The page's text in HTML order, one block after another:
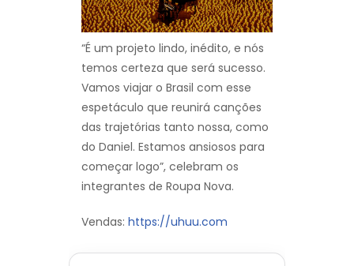
“É um projeto lindo, inédito, e nós
temos certeza que será sucesso.
Vamos viajar o Brasil com esse
espetáculo que reunirá canções
das trajetórias tanto nossa, como
do Daniel. Estamos ansiosos para
começar logo”, celebram os
integrantes de Roupa Nova.
Vendas: https://uhuu.com